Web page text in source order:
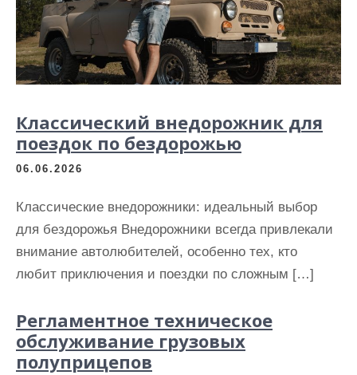
Классический внедорожник для
поездок по бездорожью
06.06.2026
Классические внедорожники: идеальный выбор
для бездорожья Внедорожники всегда привлекали
внимание автолюбителей, особенно тех, кто
любит приключения и поездки по сложным […]
Регламентное техническое
обслуживание грузовых
полуприцепов